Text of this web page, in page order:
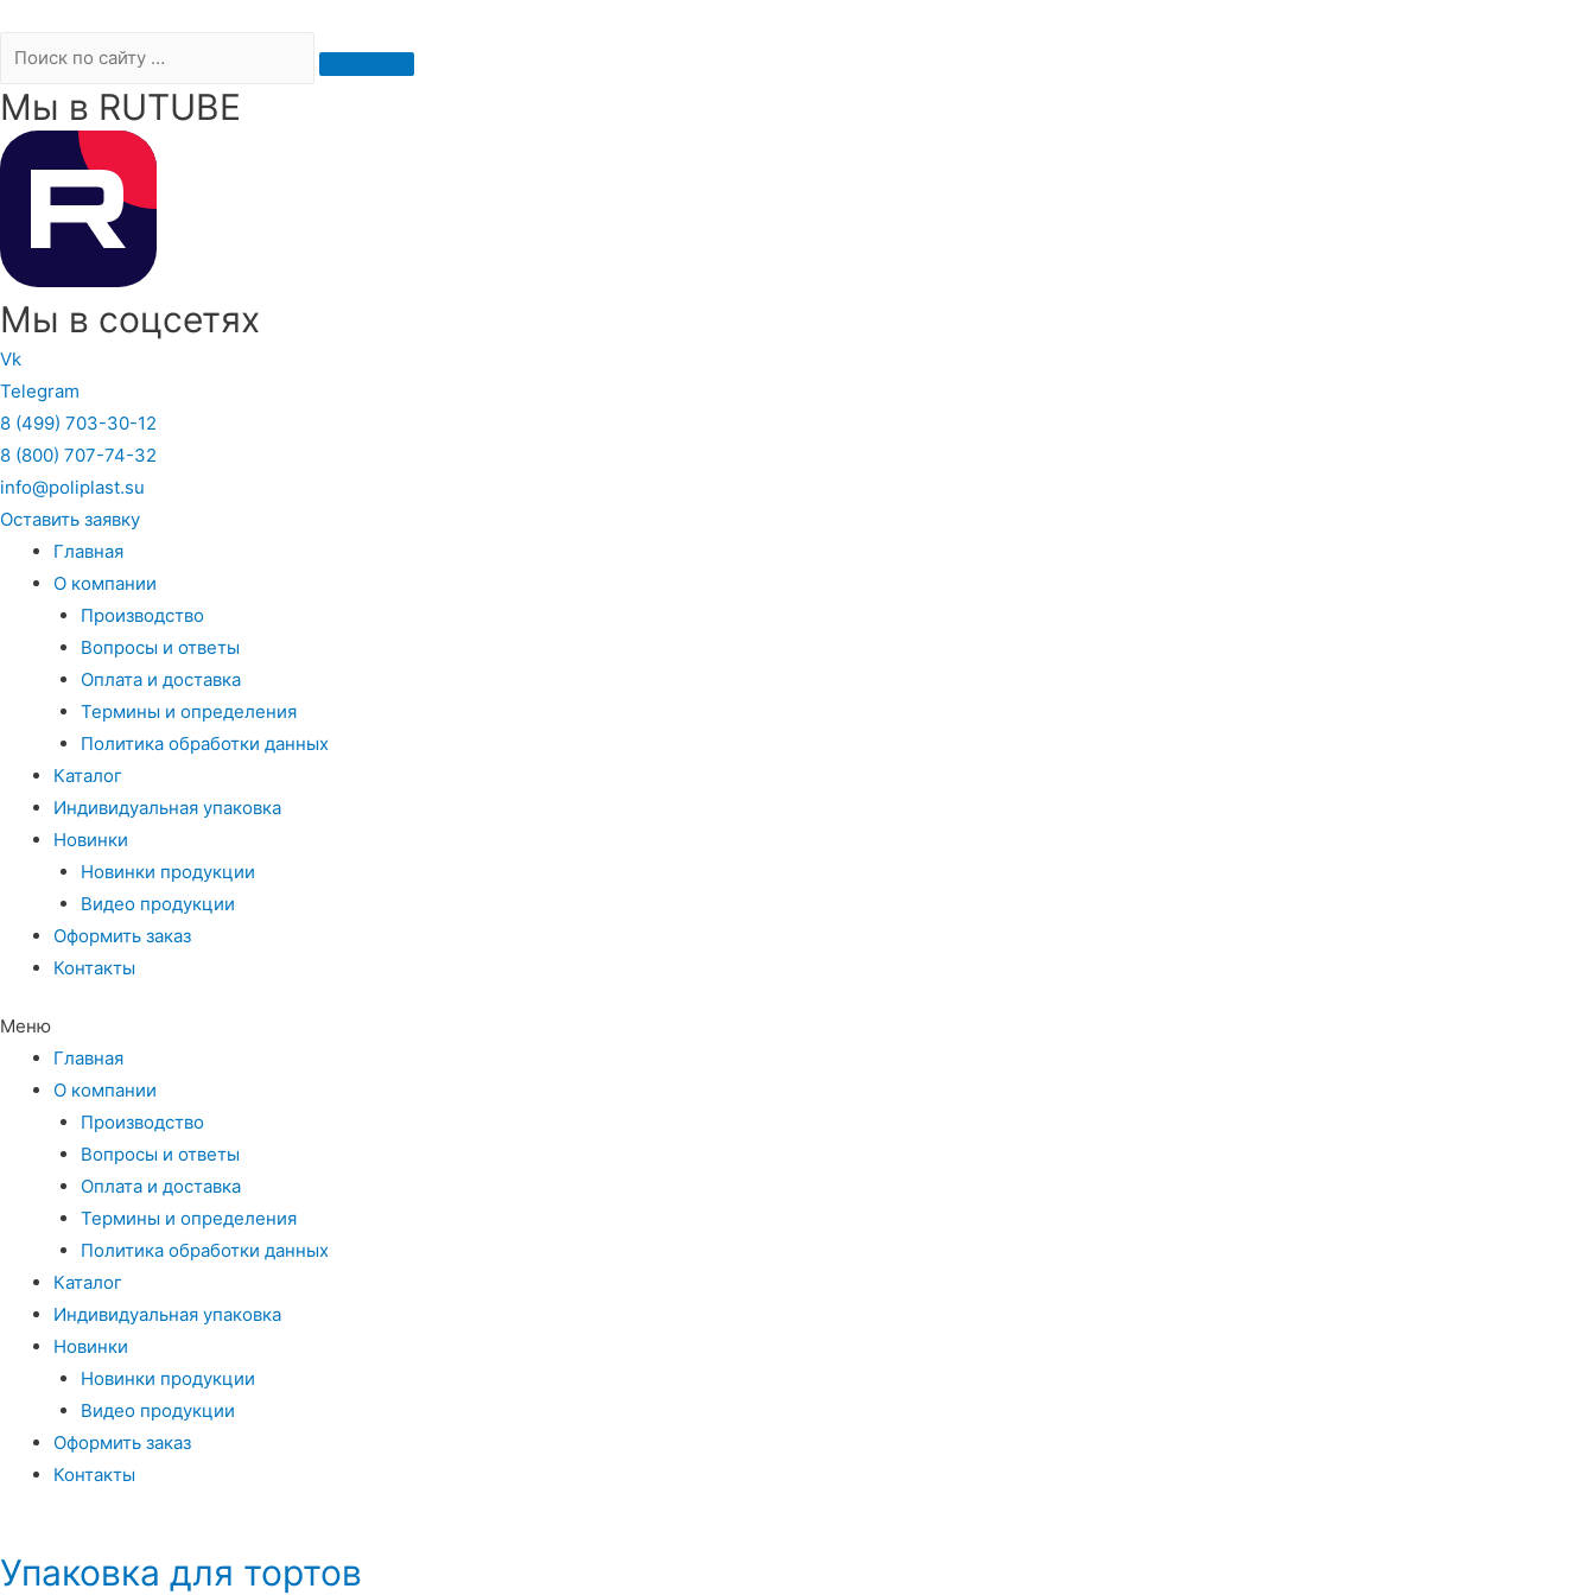
Мы в RUTUBE
Мы в соцсетях
Vk
Telegram
8 (499) 703-30-12
8 (800) 707-74-32
info@poliplast.su
Оставить заявку
Главная
О компании
Производство
Вопросы и ответы
Оплата и доставка
Термины и определения
Политика обработки данных
Каталог
Индивидуальная упаковка
Новинки
Новинки продукции
Видео продукции
Оформить заказ
Контакты
Меню
Главная
О компании
Производство
Вопросы и ответы
Оплата и доставка
Термины и определения
Политика обработки данных
Каталог
Индивидуальная упаковка
Новинки
Новинки продукции
Видео продукции
Оформить заказ
Контакты
Упаковка для тортов